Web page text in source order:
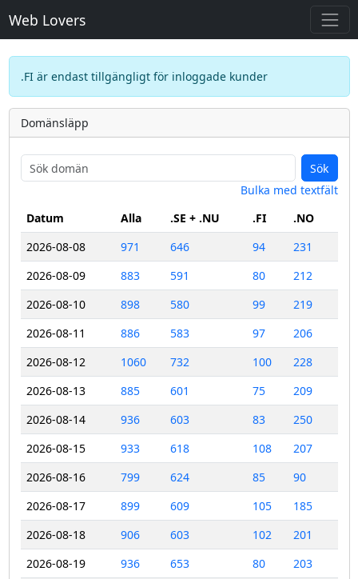
Web Lovers
.FI är endast tillgängligt för inloggade kunder
Domänsläpp
Sök
Bulka med textfält
Datum
Alla .SE + .NU .FI
.NO
2026-08-08
971 646 94
231
2026-08-09
883 591 80
212
2026-08-10
898 580 99
219
2026-08-11
886 583 97
206
2026-08-12
1060 732 100
228
2026-08-13
885 601 75
209
2026-08-14
936 603 83
250
2026-08-15
933 618 108
207
2026-08-16
799 624 85
90
2026-08-17
899 609 105
185
2026-08-18
906 603 102
201
2026-08-19
936 653 80
203